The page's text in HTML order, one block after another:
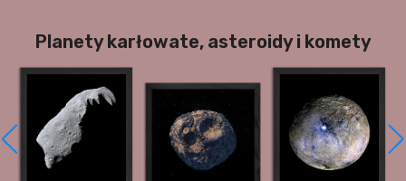
Planety karłowate, asteroidy i komety